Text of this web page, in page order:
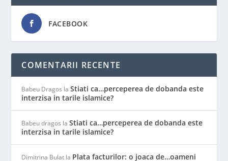
FACEBOOK
COMENTARII RECENTE
Babeu Dragos laStiati ca…perceperea de dobanda este
interzisa in tarile islamice?
Babeu dragos laStiati ca…perceperea de dobanda este
interzisa in tarile islamice?
Dimitrina Bulat la Plata facturilor: o joaca de…oameni